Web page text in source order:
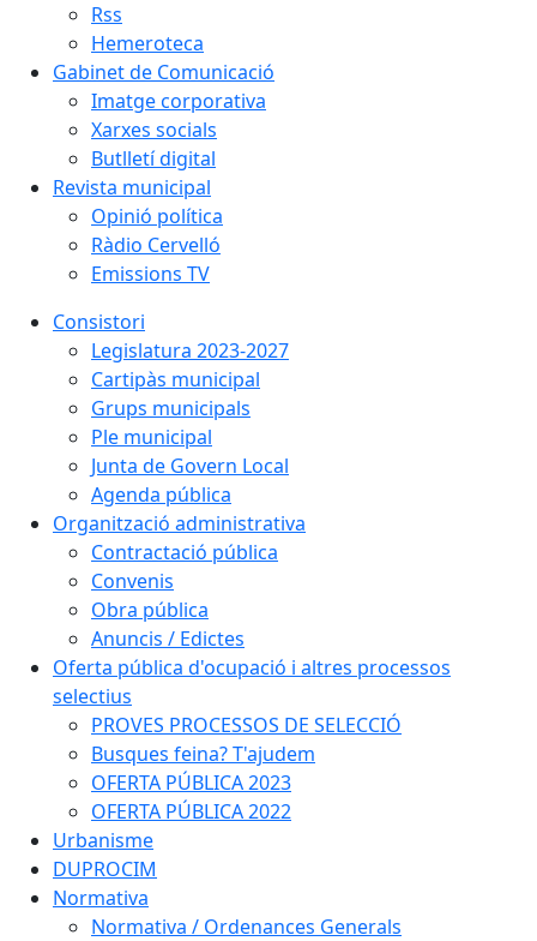
Rss
Hemeroteca
Gabinet de Comunicació
Imatge corporativa
Xarxes socials
Butlletí digital
Revista municipal
Opinió política
Ràdio Cervelló
Emissions TV
Consistori
Legislatura 2023-2027
Cartipàs municipal
Grups municipals
Ple municipal
Junta de Govern Local
Agenda pública
Organització administrativa
Contractació pública
Convenis
Obra pública
Anuncis / Edictes
Oferta pública d'ocupació i altres processos
selectius
PROVES PROCESSOS DE SELECCIÓ
Busques feina? T'ajudem
OFERTA PÚBLICA 2023
OFERTA PÚBLICA 2022
Urbanisme
DUPROCIM
Normativa
Normativa / Ordenances Generals